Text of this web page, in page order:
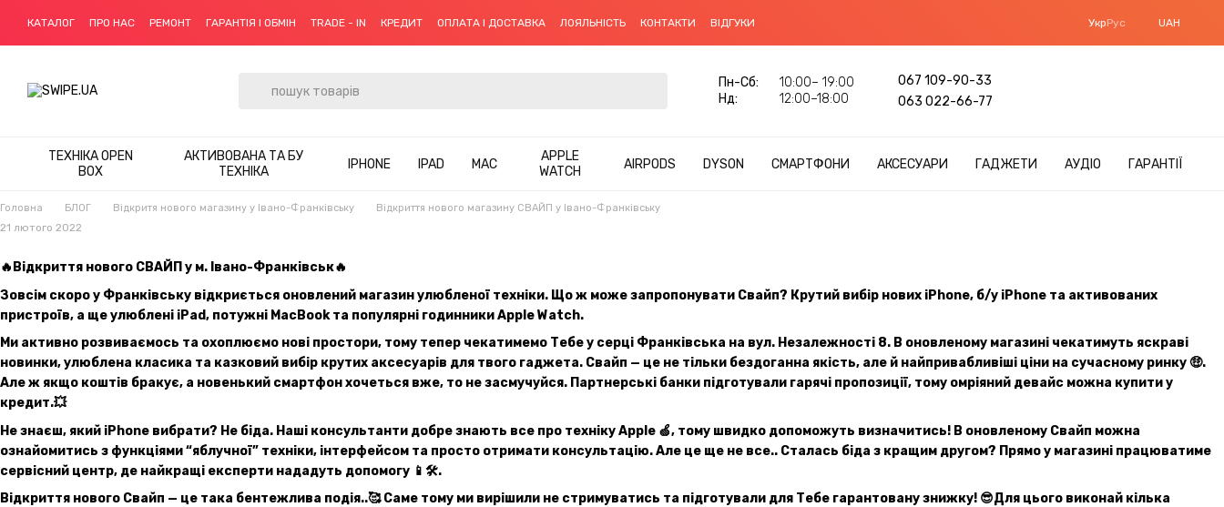
КАТАЛОГ ПРО НАС РЕМОНТ ГАРАНТІЯ І ОБМІН TRADE - IN КРЕДИТ ОПЛАТА І ДОСТАВКА ЛОЯЛЬНІСТЬ КОНТАКТИ ВІДГУКИ УкрРус UAH
Пн-Cб:
10:00– 19:00
Нд:
12:00–18:00
067 109-90-33
063 022-66-77
ТЕХНІКА OPEN
BOX
АКТИВОВАНА ТА БУ
ТЕХНІКА
IPHONE IPAD MAC
APPLE
WATCH
AIRPODS DYSON СМАРТФОНИ АКСЕСУАРИ ГАДЖЕТИ АУДІО ГАРАНТІЇ
Головна БЛОГ Відкритя нового магазину у Івано-Франківську Відкриття нового магазину СВАЙП у Івано-Франківську
21 лютого 2022
🔥Відкриття нового СВАЙП у м. Івано-Франківськ🔥
Зовсім скоро у Франківську відкриється оновлений магазин улюбленої техніки. Що ж може запропонувати Свайп? Крутий вибір нових iPhone, б/у iPhone та активованих
пристроїв, а ще улюблені iPad, потужні MacBook та популярні годинники Apple Watch.
Ми активно розвиваємось та охоплюємо нові простори, тому тепер чекатимемо Тебе у серці Франківська на вул. Незалежності 8. В оновленому магазині чекатимуть яскраві
новинки, улюблена класика та казковий вибір крутих аксесуарів для твого гаджета. Свайп — це не тільки бездоганна якість, але й найпривабливіші ціни на сучасному ринку 🤑.
Але ж якщо коштів бракує, а новенький смартфон хочеться вже, то не засмучуйся. Партнерські банки підготували гарячі пропозиції, тому омріяний девайс можна купити у
кредит.💥
Не знаєш, який iPhone вибрати? Не біда. Наші консультанти добре знають все про техніку Apple 🍏, тому швидко допоможуть визначитись! В оновленому Свайп можна
ознайомитись з функціями “яблучної” техніки, інтерфейсом та просто отримати консультацію. Але це ще не все.. Сталась біда з кращим другом? Прямо у магазині працюватиме
сервісний центр, де найкращі експерти нададуть допомогу 📱🛠.
Відкриття нового Свайп — це така бентежлива подія..🥰 Саме тому ми вирішили не стримуватись та підготували для Тебе гарантовану знижку! 😎Для цього виконай кілька